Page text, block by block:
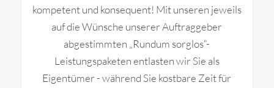
kompetent und konsequent! Mit unseren jeweils
auf die Wünsche unserer Auftraggeber
abgestimmten „Rundum sorglos“-
Leistungspaketen entlasten wir Sie als
Eigentümer - während Sie kostbare Zeit für